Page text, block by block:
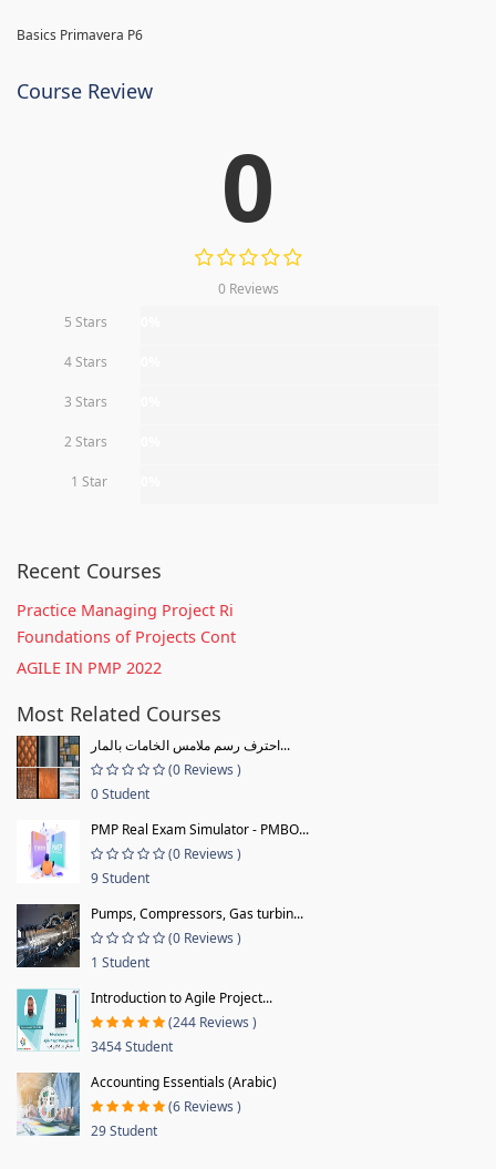
Basics Primavera P6
Course Review
0
0 Reviews
5 Stars
4 Stars
3 Stars
2 Stars
1 Star
Recent Courses
Practice Managing Project Ri
Foundations of Projects Cont
AGILE IN PMP 2022
Most Related Courses
احترف رسم ملامس الخامات بالمار...
(0 Reviews )
0 Student
PMP Real Exam Simulator - PMBO...
(0 Reviews )
9 Student
Pumps, Compressors, Gas turbin...
(0 Reviews )
1 Student
Introduction to Agile Project...
(244 Reviews )
3454 Student
Accounting Essentials (Arabic)
(6 Reviews )
29 Student